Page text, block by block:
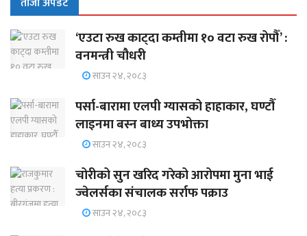
‘एउटा रुख काट्दा कम्तीमा १० वटा रुख रोपौँ’ :
वनमन्त्री चौधरी
साउन २४, २०८३
पर्सा-बारामा एलपी ग्यासको हाहाकार, घण्टौँ
लाइनमा बस्न बाध्य उपभोक्ता
साउन २४, २०८३
चोरीको सुन खरिद गरेको आरोपमा मुना भाई
ज्वेलर्सका संचालक सर्राफ पक्राउ
साउन २४, २०८३